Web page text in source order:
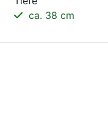
ca. 38 cm